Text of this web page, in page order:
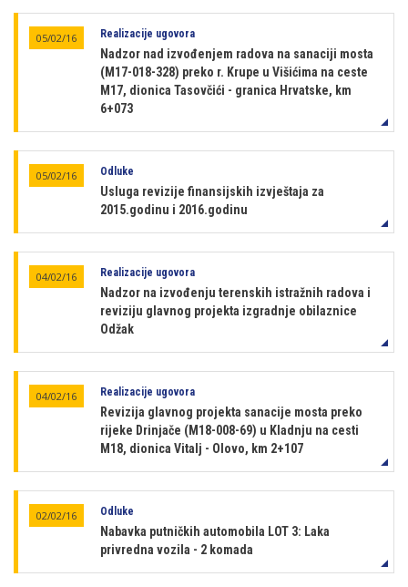
05/02/16 Realizacije ugovora
Nadzor nad izvođenjem radova na sanaciji mosta
(M17-018-328) preko r. Krupe u Višićima na ceste
M17, dionica Tasovčići - granica Hrvatske, km
6+073
05/02/16 Odluke
Usluga revizije finansijskih izvještaja za
2015.godinu i 2016.godinu
04/02/16 Realizacije ugovora
Nadzor na izvođenju terenskih istražnih radova i
reviziju glavnog projekta izgradnje obilaznice
Odžak
04/02/16 Realizacije ugovora
Revizija glavnog projekta sanacije mosta preko
rijeke Drinjače (M18-008-69) u Kladnju na cesti
M18, dionica Vitalj - Olovo, km 2+107
02/02/16 Odluke
Nabavka putničkih automobila LOT 3: Laka
privredna vozila - 2 komada